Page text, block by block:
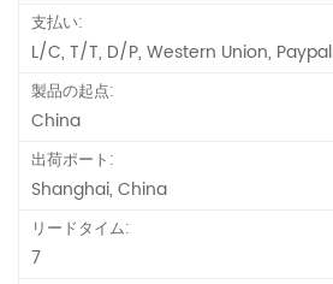
支払い:
L/C, T/T, D/P, Western Union, Paypal
製品の起点:
China
出荷ポート:
Shanghai, China
リードタイム:
7